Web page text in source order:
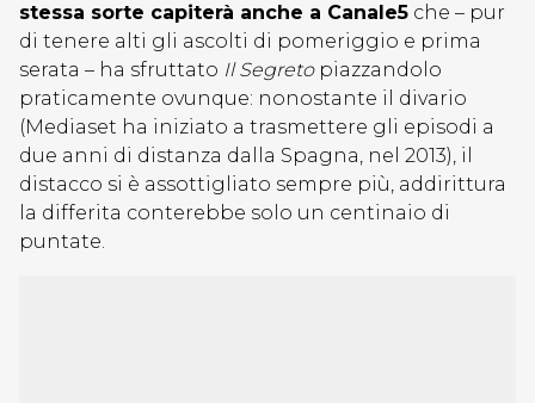
stessa sorte capiterà anche a Canale5 che – pur
di tenere alti gli ascolti di pomeriggio e prima
serata – ha sfruttato Il Segretopiazzandolo
praticamente ovunque: nonostante il divario
(Mediaset ha iniziato a trasmettere gli episodi a
due anni di distanza dalla Spagna, nel 2013), il
distacco si è assottigliato sempre più, addirittura
la differita conterebbe solo un centinaio di
puntate.